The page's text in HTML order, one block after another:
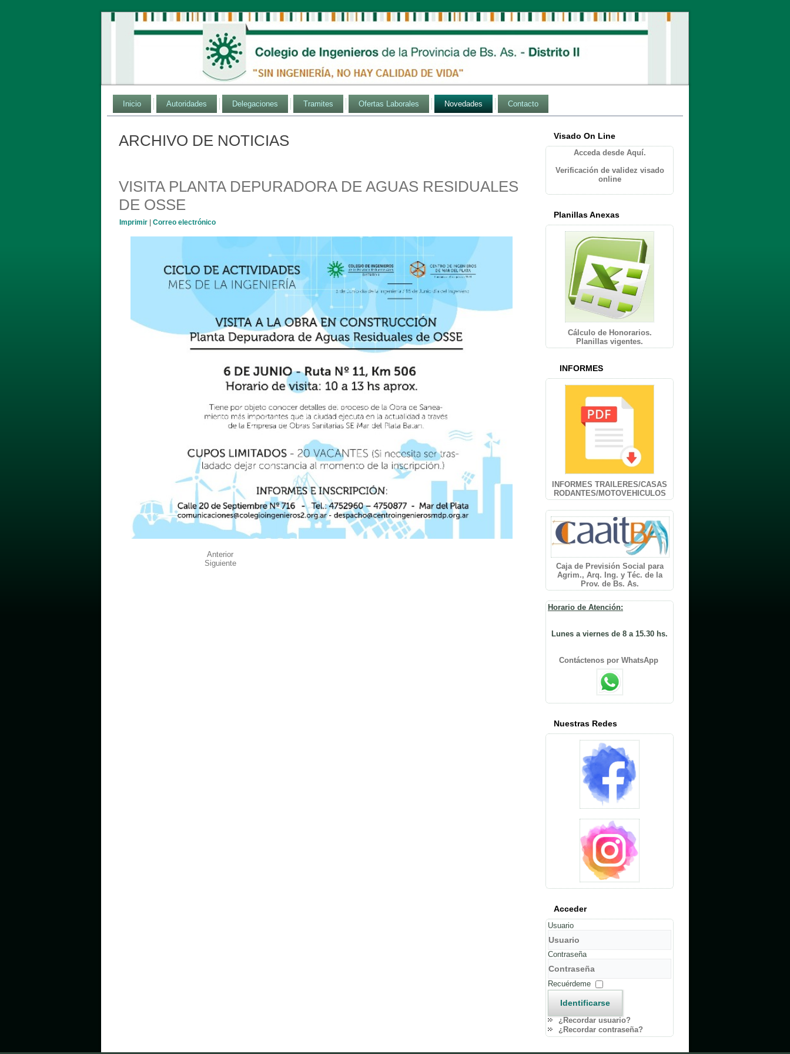
Inicio Autoridades Delegaciones Tramites Ofertas Laborales Novedades Contacto
ARCHIVO DE NOTICIAS
VISITA PLANTA DEPURADORA DE AGUAS RESIDUALES
DE OSSE
Imprimir Correo electrónico
Anterior
Siguiente
Visado On Line
Acceda desde Aquí.
Verificación de validez visado
online
Planillas Anexas
Cálculo de Honorarios.
Planillas vigentes.
INFORMES
INFORMES TRAILERES/CASAS
RODANTES/MOTOVEHICULOS
Caja de Previsión Social para
Agrim., Arq. Ing. y Téc. de la
Prov. de Bs. As.
Horario de Atención:
Lunes a viernes de 8 a 15.30 hs.
Contáctenos por WhatsApp
Nuestras Redes
Acceder
Usuario
Contraseña
Recuérdeme
Identificarse
¿Recordar usuario?
¿Recordar contraseña?